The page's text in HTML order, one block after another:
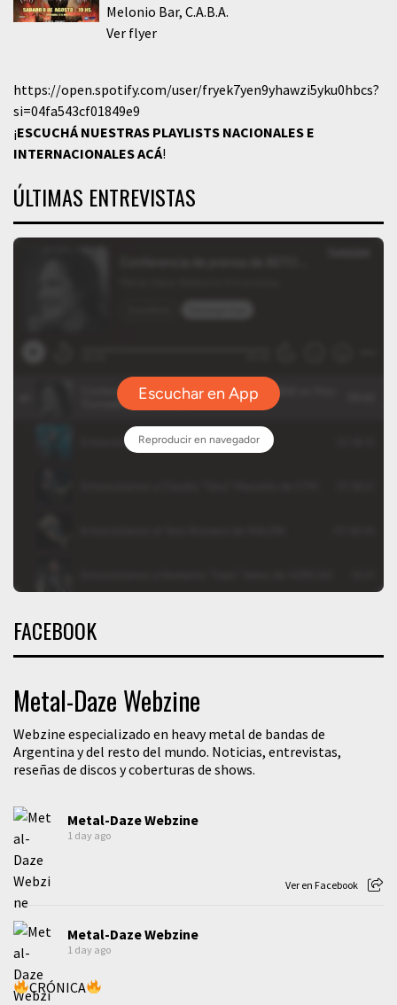
Melonio Bar C.A.B.A.
Ver flyer
https://open.spotify.com/user/fryek7yen9yhawzi5yku0hbcs?
si=04fa543cf01849e9
¡ESCUCHÁ NUESTRAS PLAYLISTS NACIONALES E
INTERNACIONALESACÁ!
ÚLTIMAS ENTREVISTAS
FACEBOOK
Metal-Daze Webzine
Webzine especializado en heavy metal de bandas de
Argentina y del resto del mundo. Noticias, entrevistas,
reseñas de discos y coberturas de shows.
Metal-Daze Webzine
1 day ago
Ver en Facebook
Metal-Daze Webzine
1 day ago
CRÓNICA